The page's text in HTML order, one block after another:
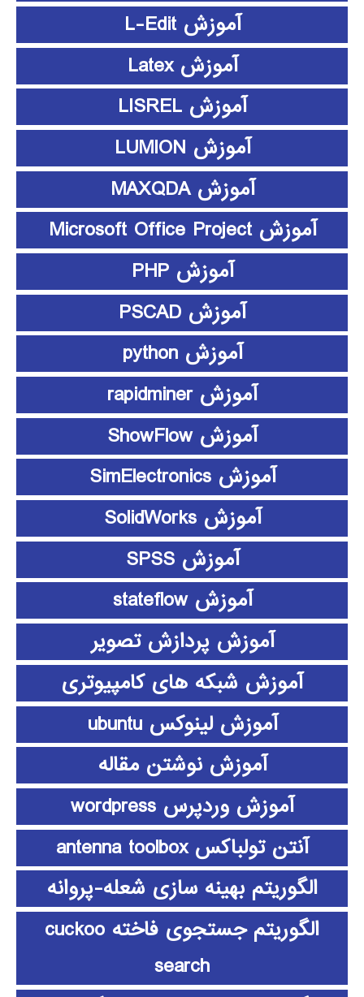
آموزش L-Edit
آموزش Latex
آموزش LISREL
آموزش LUMION
آموزش MAXQDA
آموزش Microsoft Office Project
آموزش PHP
آموزش PSCAD
آموزش python
آموزش rapidminer
آموزش ShowFlow
آموزش SimElectronics
آموزش SolidWorks
آموزش SPSS
آموزش stateflow
آموزش پردازش تصویر
آموزش شبکه های کامپیوتری
آموزش لینوکس ubuntu
آموزش نوشتن مقاله
آموزش وردپرس wordpress
آنتن تولباکس antenna toolbox
الگوریتم بهینه سازی شعله-پروانه
الگوریتم جستجوی فاخته cuckoo
search